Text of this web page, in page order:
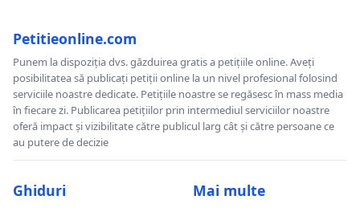
Petitieonline.com
Punem la dispoziția dvs. găzduirea gratis a petițiile online. Aveți
posibilitatea să publicați petiții online la un nivel profesional folosind
serviciile noastre dedicate. Petițiile noastre se regăsesc în mass media
în fiecare zi. Publicarea petițiilor prin intermediul serviciilor noastre
oferă impact și vizibilitate către publicul larg cât și către persoane ce
au putere de decizie
Ghiduri Mai multe